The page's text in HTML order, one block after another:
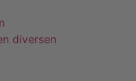
diversen